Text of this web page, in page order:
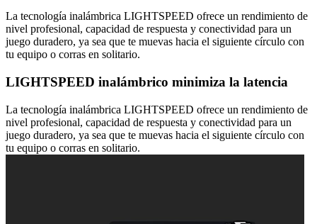
La tecnología inalámbrica LIGHTSPEED ofrece un rendimiento de
nivel profesional, capacidad de respuesta y conectividad para un
juego duradero, ya sea que te muevas hacia el siguiente círculo con
tu equipo o corras en solitario.
LIGHTSPEED inalámbrico minimiza la latencia
La tecnología inalámbrica LIGHTSPEED ofrece un rendimiento de
nivel profesional, capacidad de respuesta y conectividad para un
juego duradero, ya sea que te muevas hacia el siguiente círculo con
tu equipo o corras en solitario.